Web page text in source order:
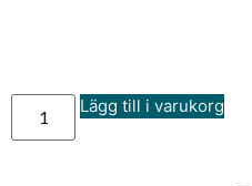
Lägg till i varukorg